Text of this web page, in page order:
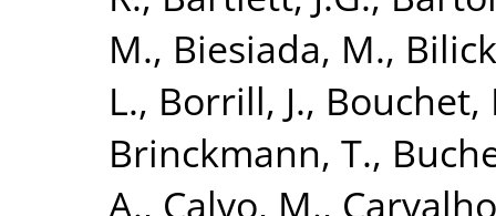
M., Biesiada, M.,
L., Borrill, J., Bouchet,
Brinckmann, T.,
A., Calvo, M.,